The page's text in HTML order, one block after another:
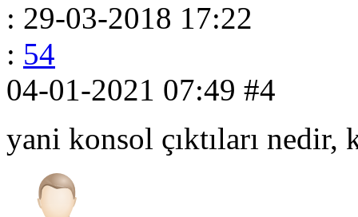
: 29-03-2018 17:22
: 54
04-01-2021 07:49 #4
yani konsol çıktıları nedir,